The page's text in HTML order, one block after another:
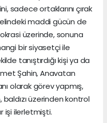
sadece ortaklarını çırak
maddi gücün de
üzerinde, sonuna
bir siyasetçi ile
tanıştırdığı kişi ya da
Şahin, Anavatan
olarak görev yapmış,
üzerinden kontrol
işi ilerletmişti.